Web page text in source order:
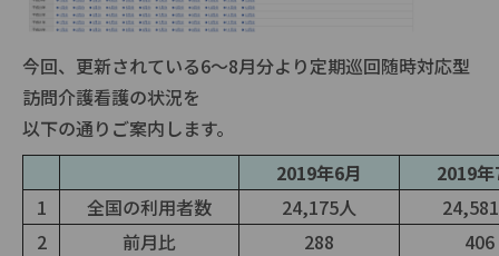
今回、更新されている6～8月分より定期巡回随時対応型
訪問介護看護の状況を
以下の通りご案内します。
2019年6月
2019
1
全国の利用者数 24,175人
2
前月比 288
406